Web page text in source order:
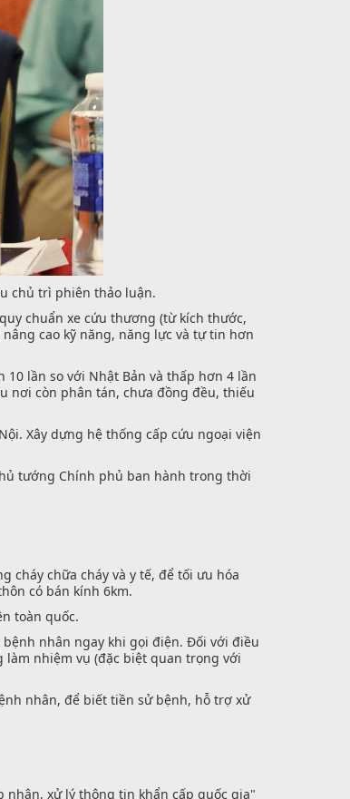
chủ trì phiên thảo luận.
chuẩn xe cứu thương (từ kích thước,
cao kỹ năng, năng lực và tự tin hơn
lần so với Nhật Bản và thấp hơn 4 lần
nơi còn phân tán, chưa đồng đều, thiếu
Xây dựng hệ thống cấp cứu ngoại viện
tướng Chính phủ ban hành trong thời
cháy chữa cháy và y tế, để tối ưu hóa
có bán kính 6km.
toàn quốc.
nhân ngay khi gọi điện. Đối với điều
nhiệm vụ (đặc biệt quan trọng với
nhân, để biết tiền sử bệnh, hỗ trợ xử
xử lý thông tin khẩn cấp quốc gia"